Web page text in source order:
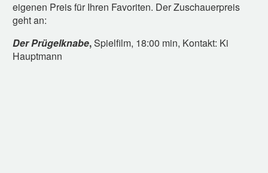
eigenen Preis für Ihren Favoriten. Der Zuschauerpreis
geht an:
Der Prügelknabe,Spielfilm, 18:00 min, Kontakt: Ki
Hauptmann